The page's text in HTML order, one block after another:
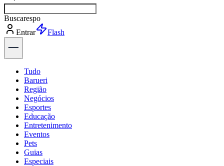
Buscarnotí
Entrar
Explorar
Tudo
Barueri
Região
Negócios
Esportes
Educação
Entretenimento
Eventos
Pets
Guias
Especiais